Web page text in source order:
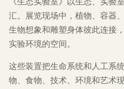
汇。展览现场中，植物、容器
生物想象和雕塑身体彼此连接
实验环境的空间。
这些装置把生命系统和人工系
物、食物、技术、环境和艺术